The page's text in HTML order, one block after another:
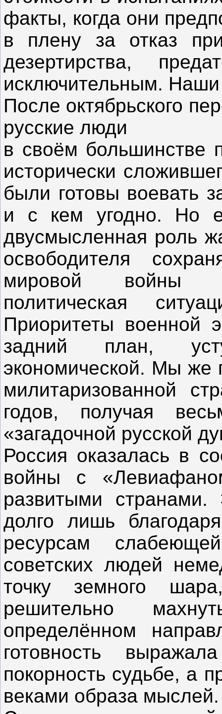
факты, когда они
в плену за отказ
дезертирства,
исключительным. Наши
После октябрьского
русские люди
в своём большинстве
исторически
были готовы воевать
и с кем угодно. Но
двусмысленная роль
освободителя
мировой войны
политическая
Приоритеты военной
задний план,
экономической. Мы же
милитаризованной
годов, получая
«загадочной русской
Россия оказалась в
войны с
развитыми
долго лишь
ресурсам
советских людей
точку земного
решительно
определённом
готовность
покорность судьбе, а
веками образа мыслей.